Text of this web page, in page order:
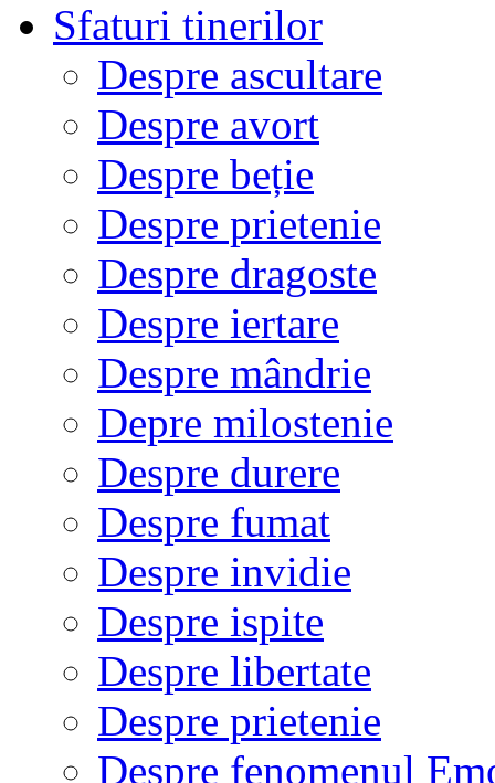
Sfaturi tinerilor
Despre ascultare
Despre avort
Despre beție
Despre prietenie
Despre dragoste
Despre iertare
Despre mândrie
Depre milostenie
Despre durere
Despre fumat
Despre invidie
Despre ispite
Despre libertate
Despre prietenie
Despre fenomenul